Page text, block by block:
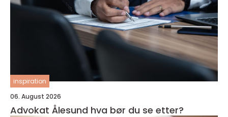
inspiration
06. August 2026
Advokat Ålesund hva bør du se etter?